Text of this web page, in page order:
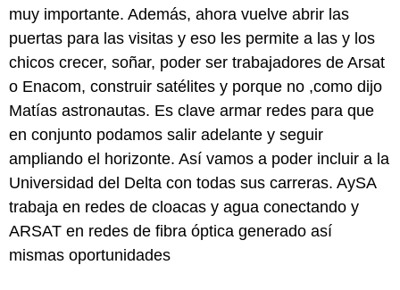
muy importante. Además, ahora vuelve abrir las
puertas para las visitas y eso les permite a las y los
chicos crecer, soñar, poder ser trabajadores de Arsat
o Enacom, construir satélites y porque no ,como dijo
Matías astronautas. Es clave armar redes para que
en conjunto podamos salir adelante y seguir
ampliando el horizonte. Así vamos a poder incluir a la
Universidad del Delta con todas sus carreras. AySA
trabaja en redes de cloacas y agua conectando y
ARSAT en redes de fibra óptica generado así
mismas oportunidades